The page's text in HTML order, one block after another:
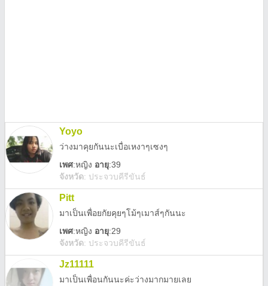
Yoyo
ว่างมาคุยกันนะเบื่อเหงาๆเซงๆ
เพศ:หญิง อายุ:39
จังหวัด: ประจวบคีรีขันธ์
Pitt
มาเป็นเพื่อยกัยคุยๆโม้ๆเมาส์ๆกันนะ
เพศ:หญิง อายุ:29
จังหวัด: ประจวบคีรีขันธ์
Jz11111
มาเป็นเพื่อนกันนะค่ะว่างมากมายเลย